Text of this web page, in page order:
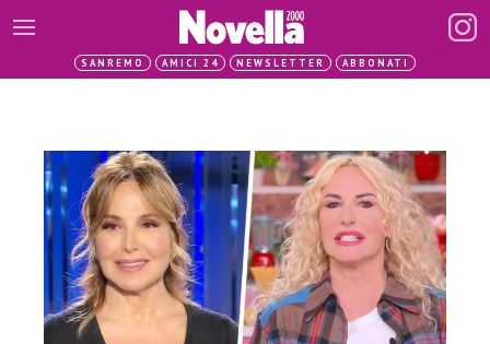
SANREMO AMICI 24 NEWSLETTER ABBONATI